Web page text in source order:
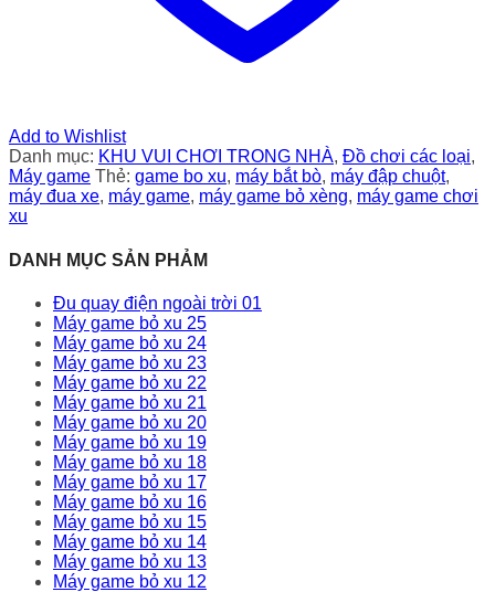
Add to Wishlist
Danh mục: KHU VUI CHƠI TRONG NHÀ, Đồ chơi các loại,
Máy game Thẻ: game bo xu, máy bắt bò, máy đập chuột,
máy đua xe, máy game, máy game bỏ xèng, máy game chơi
xu
DANH MỤC SẢN PHẢM
Đu quay điện ngoài trời 01
Máy game bỏ xu 25
Máy game bỏ xu 24
Máy game bỏ xu 23
Máy game bỏ xu 22
Máy game bỏ xu 21
Máy game bỏ xu 20
Máy game bỏ xu 19
Máy game bỏ xu 18
Máy game bỏ xu 17
Máy game bỏ xu 16
Máy game bỏ xu 15
Máy game bỏ xu 14
Máy game bỏ xu 13
Máy game bỏ xu 12